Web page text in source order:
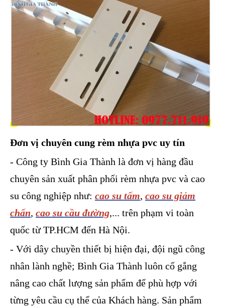
Đơn vị chuyên cung rèm nhựa pvc uy tín
- Công ty Bình Gia Thành là đơn vị hàng đầu
chuyên sản xuất phân phối rèm nhựa pvc và cao
su công nghiệp như: cao su tấm, cao su giảm
chấn, cao su cầu đường,... trên phạm vi toàn
quốc từ TP.HCM đến Hà Nội.
- Với dây chuyền thiết bị hiện đại, đội ngũ công
nhân lành nghề; Bình Gia Thành luôn cố gắng
nâng cao chất lượng sản phẩm để phù hợp với
từng yêu cầu cụ thể của Khách hàng. Sản phẩm